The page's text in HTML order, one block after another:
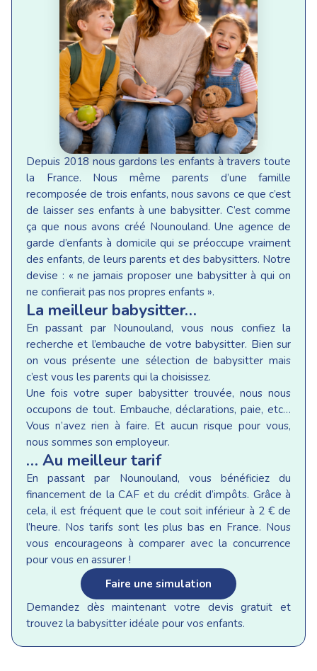
Depuis 2018 nous gardons les enfants à travers toute
la France. Nous même parents d’une famille
recomposée de trois enfants, nous savons ce que c’est
de laisser ses enfants à une babysitter. C’est comme
ça que nous avons créé Nounouland. Une agence de
garde d’enfants à domicile qui se préoccupe vraiment
des enfants, de leurs parents et des babysitters. Notre
devise : « ne jamais proposer une babysitter à qui on
ne confierait pas nos propres enfants ».
La meilleur babysitter…
En passant par Nounouland, vous nous confiez la
recherche et l’embauche de votre babysitter. Bien sur
on vous présente une sélection de babysitter mais
c’est vous les parents qui la choisissez.
Une fois votre super babysitter trouvée, nous nous
occupons de tout. Embauche, déclarations, paie, etc…
Vous n’avez rien à faire. Et aucun risque pour vous,
nous sommes son employeur.
… Au meilleur tarif
En passant par Nounouland, vous bénéficiez du
financement de la CAF et du crédit d’impôts. Grâce à
cela, il est fréquent que le cout soit inférieur à 2 € de
l’heure. Nos tarifs sont les plus bas en France. Nous
vous encourageons à comparer avec la concurrence
pour vous en assurer !
Faire une simulation
Demandez dès maintenant votre devis gratuit et
trouvez la babysitter idéale pour vos enfants.